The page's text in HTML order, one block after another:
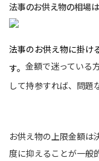
法事のお供え物の相場
法事のお供え物に掛け
す。 金額で迷っている
して持参すれば、問題
お供え物の上限金額は
度に抑えることが一般